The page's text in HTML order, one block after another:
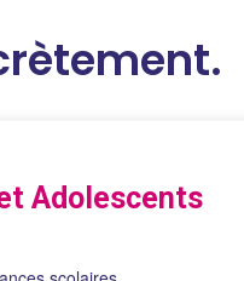
Adolescents